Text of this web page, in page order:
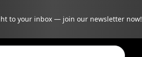
to your inbox — join our newsletter now!